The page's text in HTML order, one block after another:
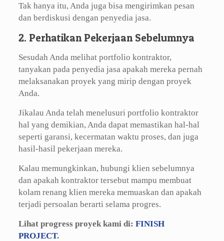
Tak hanya itu, Anda juga bisa mengirimkan pesan
dan berdiskusi dengan penyedia jasa.
2. Perhatikan Pekerjaan Sebelumnya
Sesudah Anda melihat portfolio kontraktor,
tanyakan pada penyedia jasa apakah mereka pernah
melaksanakan proyek yang mirip dengan proyek
Anda.
Jikalau Anda telah menelusuri portfolio kontraktor
hal yang demikian, Anda dapat memastikan hal-hal
seperti garansi, kecermatan waktu proses, dan juga
hasil-hasil pekerjaan mereka.
Kalau memungkinkan, hubungi klien sebelumnya
dan apakah kontraktor tersebut mampu membuat
kolam renang klien mereka memuaskan dan apakah
terjadi persoalan berarti selama progres.
Lihat progress proyek kami di: FINISH
PROJECT.